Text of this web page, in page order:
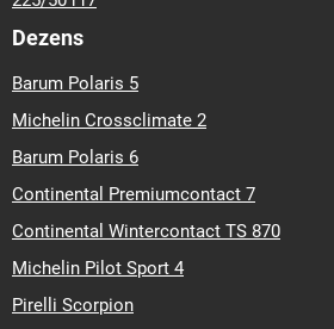
Dezens
Barum Polaris 5
Michelin Crossclimate 2
Barum Polaris 6
Continental Premiumcontact 7
Continental Wintercontact TS 870
Michelin Pilot Sport 4
Pirelli Scorpion